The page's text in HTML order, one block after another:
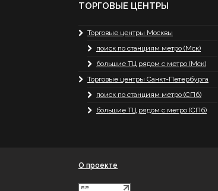
ТОРГОВЫЕ ЦЕНТРЫ
Торговые центры Москвы
поиск по станциям метро (Мск)
большие ТЦ рядом с метро (Мск)
Торговые центры Санкт-Петербурга
поиск по станциям метро (СПб)
большие ТЦ рядом с метро (СПб)
О проекте